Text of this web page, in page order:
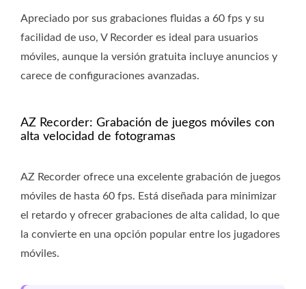
Apreciado por sus grabaciones fluidas a 60 fps y su
facilidad de uso, V Recorder es ideal para usuarios
móviles, aunque la versión gratuita incluye anuncios y
carece de configuraciones avanzadas.
AZ Recorder: Grabación de juegos móviles con
alta velocidad de fotogramas
AZ Recorder ofrece una excelente grabación de juegos
móviles de hasta 60 fps. Está diseñada para minimizar
el retardo y ofrecer grabaciones de alta calidad, lo que
la convierte en una opción popular entre los jugadores
móviles.